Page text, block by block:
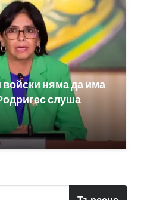
няма да има
слуша